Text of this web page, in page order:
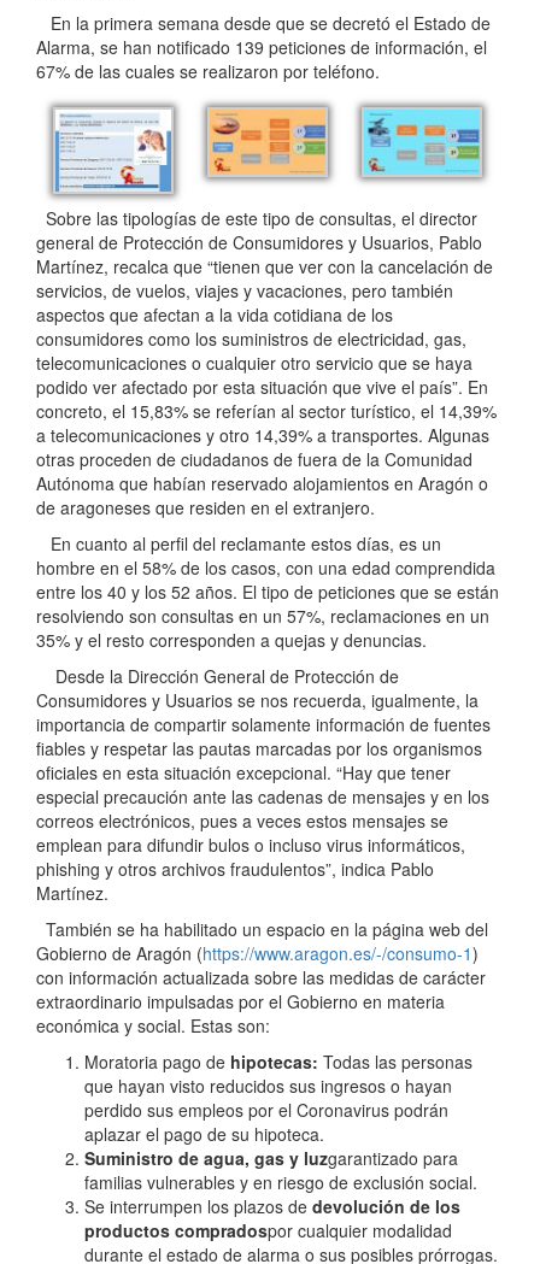
En la primera semana desde que se decretó el Estado de
Alarma, se han notificado 139 peticiones de información, el
67% de las cuales se realizaron por teléfono.
Sobre las tipologías de este tipo de consultas, el director
general de Protección de Consumidores y Usuarios, Pablo
Martínez, recalca que “tienen que ver con la cancelación de
servicios, de vuelos, viajes y vacaciones, pero también
aspectos que afectan a la vida cotidiana de los
consumidores como los suministros de electricidad, gas,
telecomunicaciones o cualquier otro servicio que se haya
podido ver afectado por esta situación que vive el país”. En
concreto, el 15,83% se referían al sector turístico, el 14,39%
a telecomunicaciones y otro 14,39% a transportes. Algunas
otras proceden de ciudadanos de fuera de la Comunidad
Autónoma que habían reservado alojamientos en Aragón o
de aragoneses que residen en el extranjero.
En cuanto al perfil del reclamante estos días, es un
hombre en el 58% de los casos, con una edad comprendida
entre los 40 y los 52 años. El tipo de peticiones que se están
resolviendo son consultas en un 57%, reclamaciones en un
35% y el resto corresponden a quejas y denuncias.
Desde la Dirección General de Protección de
Consumidores y Usuarios se nos recuerda, igualmente, la
importancia de compartir solamente información de fuentes
fiables y respetar las pautas marcadas por los organismos
oficiales en esta situación excepcional. “Hay que tener
especial precaución ante las cadenas de mensajes y en los
correos electrónicos, pues a veces estos mensajes se
emplean para difundir bulos o incluso virus informáticos,
phishing y otros archivos fraudulentos”, indica Pablo
Martínez.
También se ha habilitado un espacio en la página web del
Gobierno de Aragón (https://www.aragon.es/-/consumo-1)
con información actualizada sobre las medidas de carácter
extraordinario impulsadas por el Gobierno en materia
económica y social. Estas son:
Moratoria pago de hipotecas: Todas las personas
que hayan visto reducidos sus ingresos o hayan
perdido sus empleos por el Coronavirus podrán
aplazar el pago de su hipoteca.
Suministro de agua, gas y luzgarantizado para
familias vulnerables y en riesgo de exclusión social.
Se interrumpen los plazos de devolución de los
productos compradospor cualquier modalidad
durante el estado de alarma o sus posibles prórrogas.